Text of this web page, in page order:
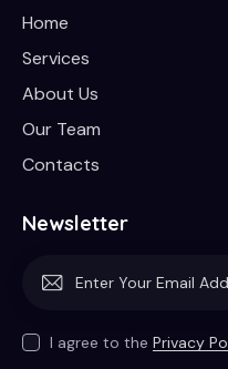
Home
Services
About Us
Our Team
Contacts
Newsletter
I agree to the Privacy